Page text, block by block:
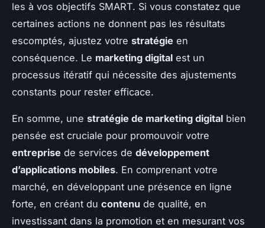
les à vos objectifs SMART. Si vous constatez que
certaines actions ne donnent pas les résultats
escomptés, ajustez votre stratégie en
conséquence. Le marketing digital est un
processus itératif qui nécessite des ajustements
constants pour rester efficace.
En somme, une stratégie de marketing digital bien
pensée est cruciale pour promouvoir votre
entreprise de services de développement
d’applications mobiles. En comprenant votre
marché, en développant une présence en ligne
forte, en créant du contenu de qualité, en
investissant dans la promotion et en mesurant vos